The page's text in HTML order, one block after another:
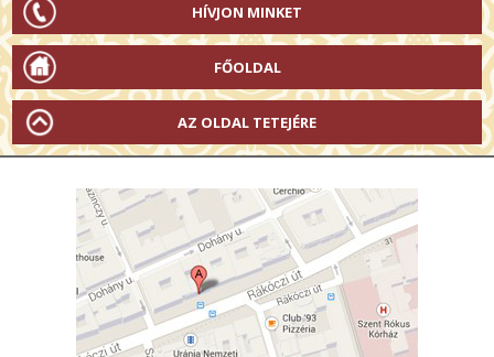
HÍVJON MINKET
FŐOLDAL
AZ OLDAL TETEJÉRE